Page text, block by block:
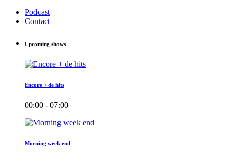
Podcast
Contact
Upcoming shows
Encore + de hits
00:00 - 07:00
Morning week end